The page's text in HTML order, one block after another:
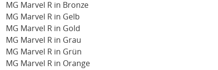
MG Marvel R in Bronze
MG Marvel R in Gelb
MG Marvel R in Gold
MG Marvel R in Grau
MG Marvel R in Grün
MG Marvel R in Orange